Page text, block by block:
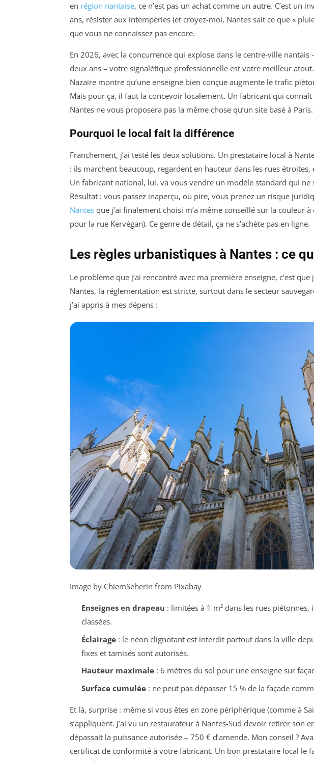
en région nantaise, ce n’est pas un achat comme un autre. C’est un
ans, résister aux intempéries (et croyez-moi, Nantes sait ce que «
que vous ne connaissez pas encore.
En 2026, avec la concurrence qui explose dans le centre-ville nantais
deux ans – votre signalétique professionnelle est votre meilleur
Nazaire montre qu’une enseigne bien conçue augmente le trafic
Mais pour ça, il faut la concevoir localement. Un fabricant qui connaît
Nantes ne vous proposera pas la même chose qu’un site basé à Paris.
Pourquoi le local fait la différence
Franchement, j’ai testé les deux solutions. Un prestataire local à
: ils marchent beaucoup, regardent en hauteur dans les rues étroites,
Un fabricant national, lui, va vous vendre un modèle standard qui ne
Résultat : vous passez inaperçu, ou pire, vous prenez un risque
Nantes que j’ai finalement choisi m’a même conseillé sur la couleur
pour la rue Kervégan). Ce genre de détail, ça ne s’achète pas en ligne.
Les règles urbanistiques à Nantes : ce
Le problème que j’ai rencontré avec ma première enseigne, c’est que
Nantes, la réglementation est stricte, surtout dans le secteur
j’ai appris à mes dépens :
Image by ChiemSeherin from Pixabay
Enseignes en drapeau : limitées à 1 m² dans les rues
classées.
Éclairage: le néon clignotant est interdit partout dans la ville
fixes et tamisés sont autorisés.
Hauteur maximale: 6 mètres du sol pour une enseigne sur
Surface cumulée: ne peut pas dépasser 15 % de la façade
Et là, surprise : même si vous êtes en zone périphérique (comme à
s’appliquent. J’ai vu un restaurateur à Nantes-Sud devoir retirer son
dépassait la puissance autorisée – 750 € d’amende. Mon conseil ?
certificat de conformité à votre fabricant. Un bon prestataire local le